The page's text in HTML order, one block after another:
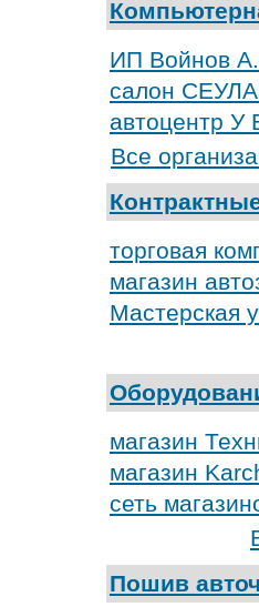
ИП Войнов
салон
автоцентр У
Все
торговая
магазин
Мастерская
магазин
магазин
сеть
Пошив